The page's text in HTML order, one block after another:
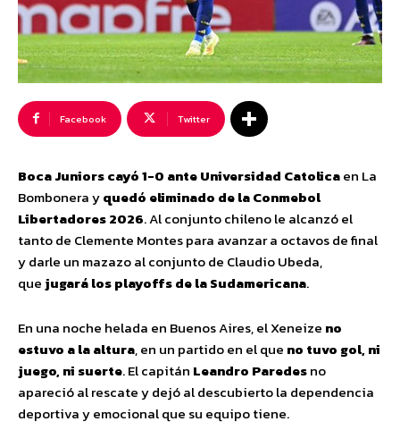
Facebook Twitter
Boca Juniorscayó 1-0 anteUniversidad Catolicaen La
Bombonera yquedó eliminado de laConmebol
Libertadores 2026. Al conjunto chileno le alcanzó el
tanto de Clemente Montes para avanzar a octavos de final
y darle un mazazo al conjunto de Claudio Ubeda,
que jugará los playoffs de la Sudamericana.
En una noche helada en Buenos Aires, el Xeneize no
estuvo a la altura, en un partido en el que no tuvo gol, ni
juego, ni suerte. El capitán Leandro Paredesno
apareció al rescate y dejó al descubierto la dependencia
deportiva y emocional que su equipo tiene.